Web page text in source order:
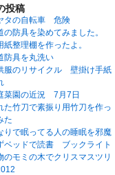
投稿
タの自転車 危険
の防具を染めてみました。
紙整理棚を作ったよ。
防具を丸洗い
服のリサイクル 壁掛け手紙
菜園の近況 7月7日
た竹刀で素振り用竹刀を作っ
た
りで眠ってる人の睡眠を邪魔
ベッドで読書 ブックライト
のモミの木でクリスマスツリ